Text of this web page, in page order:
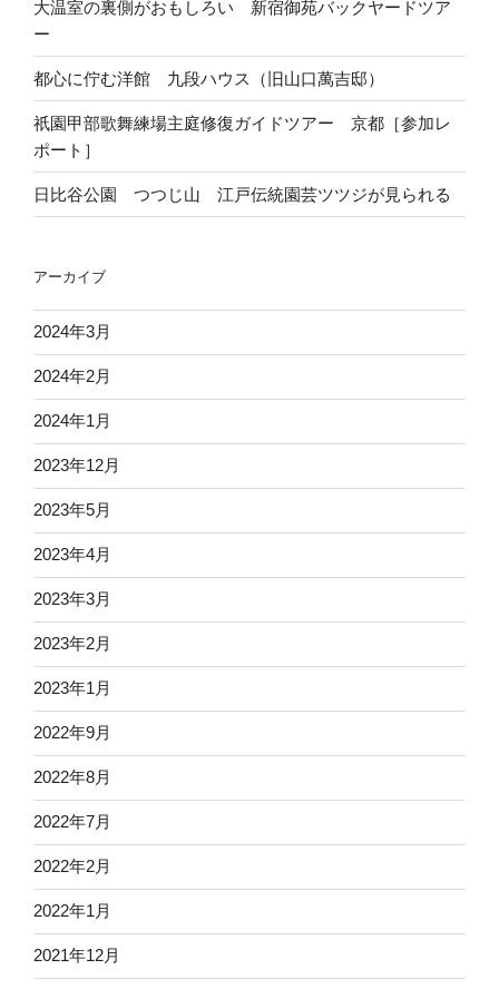
大温室の裏側がおもしろい 新宿御苑バックヤードツア
ー
都心に佇む洋館 九段ハウス（旧山口萬吉邸）
祇園甲部歌舞練場主庭修復ガイドツアー 京都［参加レ
ポート］
日比谷公園 つつじ山 江戸伝統園芸ツツジが見られる
アーカイブ
2024年3月
2024年2月
2024年1月
2023年12月
2023年5月
2023年4月
2023年3月
2023年2月
2023年1月
2022年9月
2022年8月
2022年7月
2022年2月
2022年1月
2021年12月